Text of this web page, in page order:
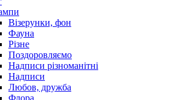
Візерунки, фон
Фауна
Різне
Поздоровляємо
Надписи різноманітні
Надписи
Любов, дружба
Флора